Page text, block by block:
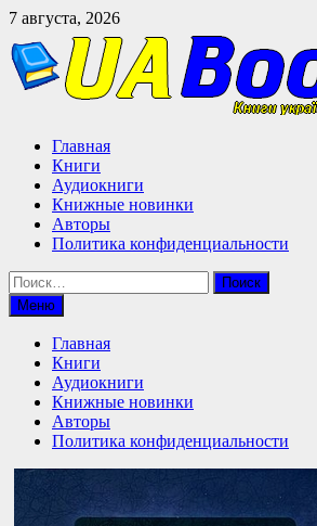
Перейти
содержимому
7 августа, 2026
Главная
Книги
Аудиокниги
Книжные новинки
Авторы
Политика конфиденциальности
Найти:
Меню
Главная
Книги
Аудиокниги
Книжные новинки
Авторы
Политика конфиденциальности